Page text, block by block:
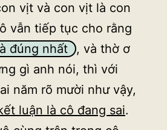
vịt và con vịt là con
vẫn tiếp tục cho rằng
đúng nhất
, và thờ ơ
gì anh nói, thì với
năm rõ mười như vậy,
luận là cô đang sai.